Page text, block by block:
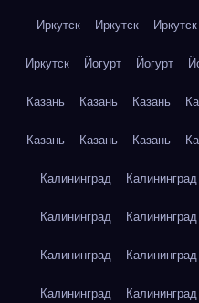
Иркутск Иркутск Иркутск
Иркутск Йогурт Йогурт
Казань Казань Казань
Казань Казань Казань
Калининград Калининград
Калининград Калининград
Калининград Калининград
Калининград Калининград